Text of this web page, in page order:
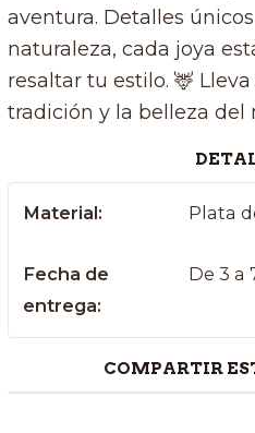
aventura. Detalles
naturaleza, cada joya
resaltar tu estilo. 🦌
tradición y la belleza del
Material: Plata
Fecha de
entrega:
De 3 a
COMPARTIR